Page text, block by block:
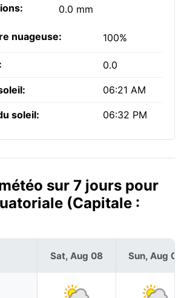
0.0 mm
nuageuse: 100%
0.0
06:21 AM
soleil: 06:32 PM
sur 7 jours pour
(Capitale :
Sat, Aug 08 Sun, Aug 09